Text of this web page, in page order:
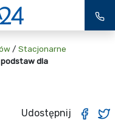
/ Stacjonarne
dla
Udostępnij